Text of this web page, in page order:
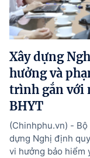
Xây dựng
hưởng và
trình gắn với
BHYT
(Chinhphu.vn) -
dựng Nghị định
vi hưởng bảo hiểm